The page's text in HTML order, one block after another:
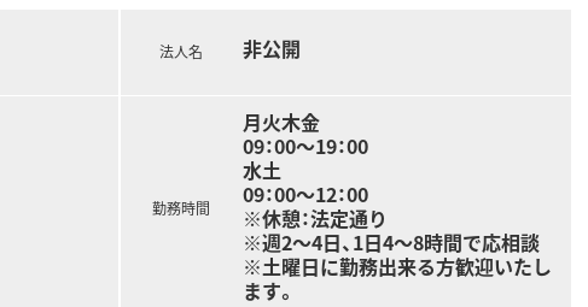
法人名 非公開
勤務時間
月火木金
09：00～19：00
水土
09：00～12：00
※休憩：法定通り
※週2～4日、1日4～8時間で応相談
※土曜日に勤務出来る方歓迎いたし
ます。